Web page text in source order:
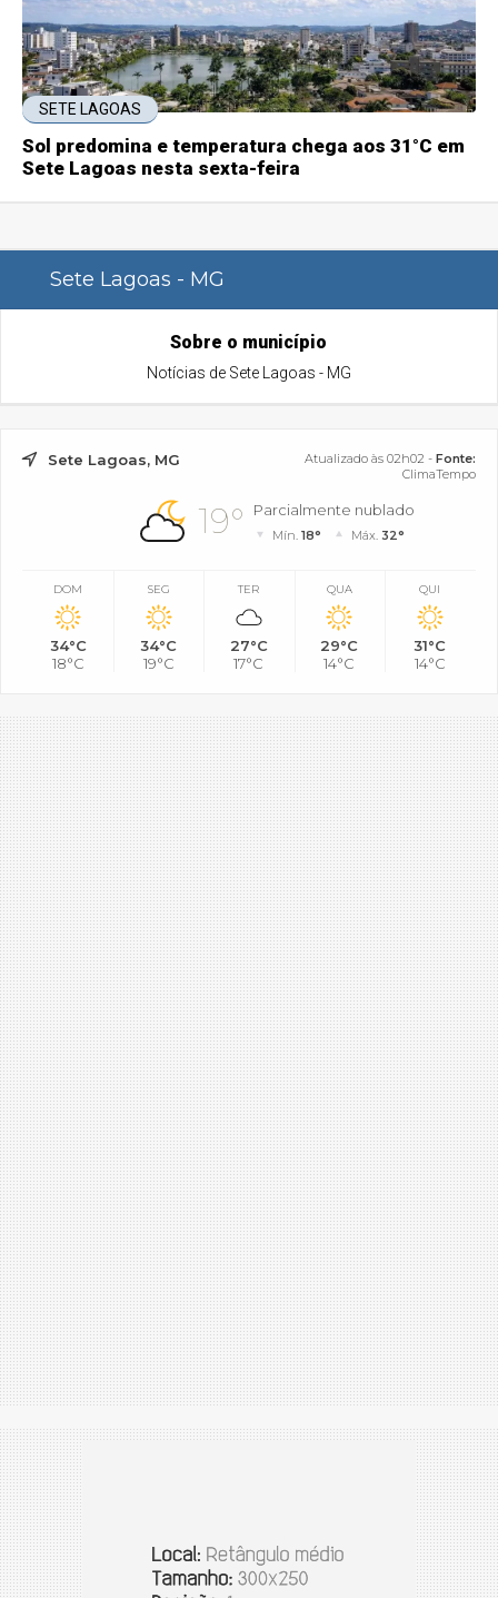
SETE LAGOAS
Sol predomina e temperatura chega aos 31°C em
Sete Lagoas nesta sexta-feira
Sete Lagoas - MG
Sobre o município
Notícias de Sete Lagoas - MG
Sete Lagoas, MG Atualizado às 02h02 - Fonte:
ClimaTempo
19° Parcialmente nublado
Mín.18° Máx. 32°
DOM
34°C
18°C
SEG
34°C
19°C
TER
27°C
17°C
QUA
29°C
14°C
QUI
31°C
14°C